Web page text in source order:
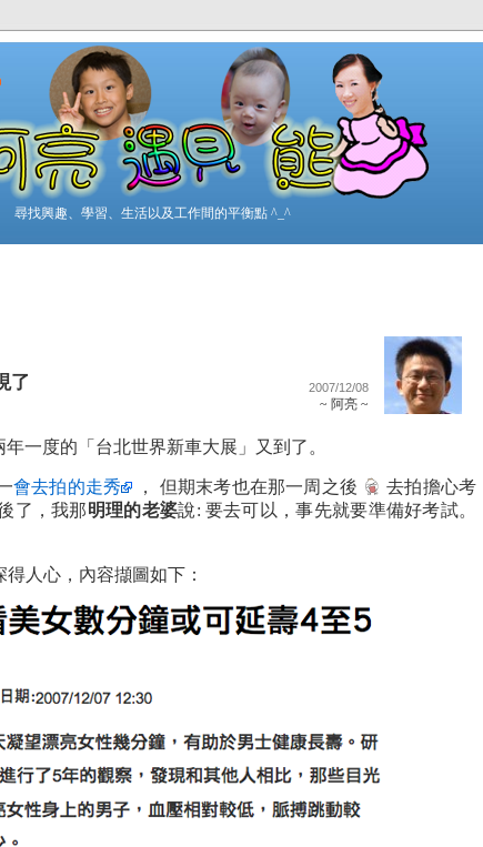
尋找興趣、學習、生活以及工作間的平衡點 ^_^
了 2007/12/08
~ 阿亮 ~
年一度的「台北世界新車大展」又到了。
會去拍的走秀 ， 但期末考也在那一周之後
去拍擔心考
了，我那明理的老婆說: 要去可以，事先就要準備好考試。
得人心，內容擷圖如下：